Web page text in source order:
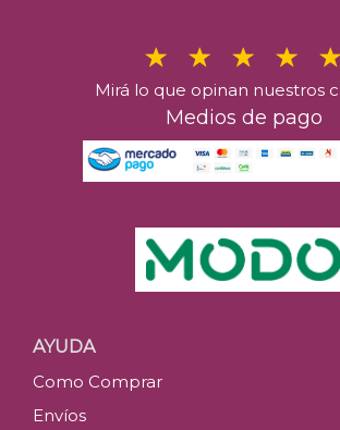
Mirá lo que opinan nuestros
Medios de pago
AYUDA
Como Comprar
Envíos